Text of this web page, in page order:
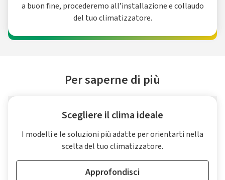
a buon fine, procederemo all’installazione e collaudo
del tuo climatizzatore.
Per saperne di più
Scegliere il clima ideale
I modelli e le soluzioni più adatte per orientarti nella
scelta del tuo climatizzatore.
Approfondisci